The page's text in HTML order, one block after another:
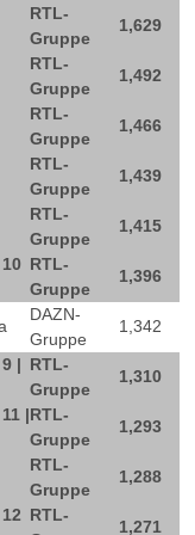
RTL-
Gruppe
1,629
RTL-
Gruppe
1,492
RTL-
Gruppe
1,466
RTL-
Gruppe
1,439
RTL-
Gruppe
1,415
RTL-
Gruppe
1,396
DAZN-
Gruppe
1,342
| RTL-
Gruppe
1,310
|RTL-
Gruppe
1,293
RTL-
Gruppe
1,288
RTL-
1,271